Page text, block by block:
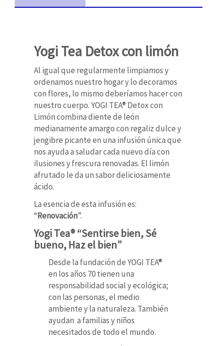
Yogi Tea Detox con limón
Al igual que regularmente limpiamos y
ordenamos nuestro hogar y lo decoramos
con flores, lo mismo deberíamos hacer con
nuestro cuerpo. YOGI TEA® Detox con
Limón combina diente de león
medianamente amargo con regaliz dulce y
jengibre picante en una infusión única que
nos ayuda a saludar cada nuevo día con
ilusiones y frescura renovadas. El limón
afrutado le da un sabor deliciosamente
ácido.
La esencia de esta infusión es:
“Renovación”.
Yogi Tea® “Sentirse bien, Sé
bueno, Haz el bien”
Desde la fundación de YOGI TEA®
en los años 70 tienen una
responsabilidad social y ecológica;
con las personas, el medio
ambiente y la naturaleza. También
ayudan a familias y niños
necesitados de todo el mundo.